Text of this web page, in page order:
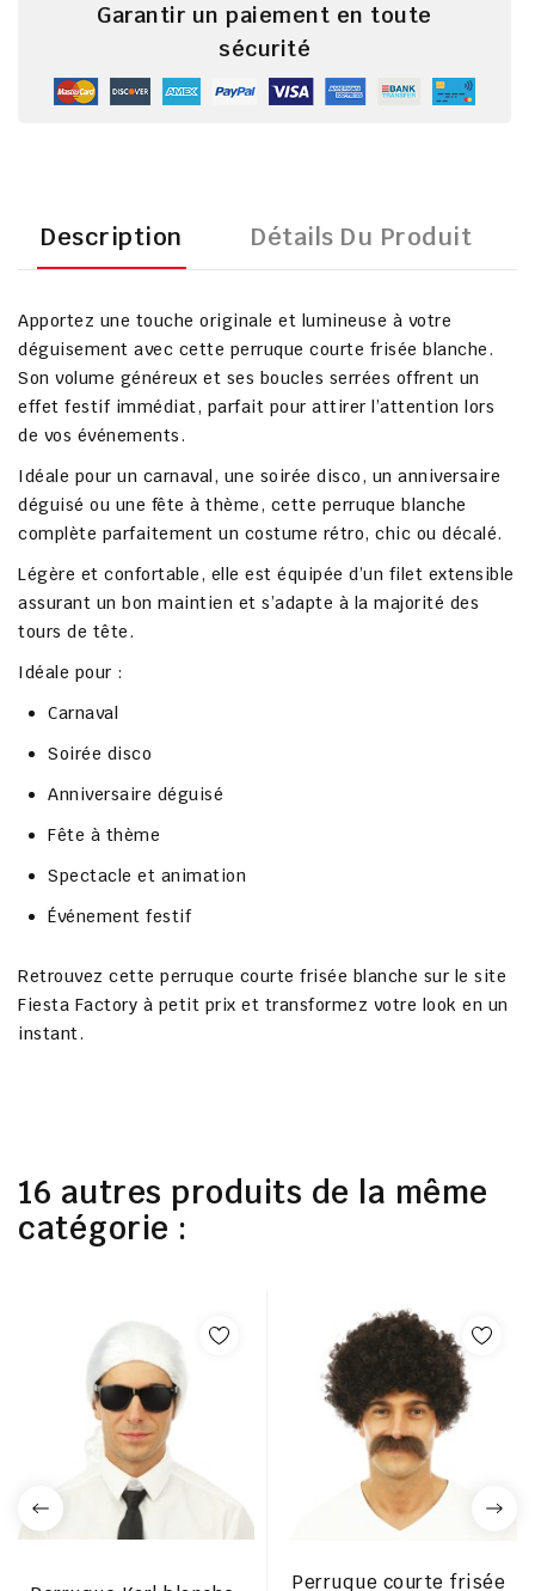
Garantir un paiement en toute
sécurité
Description Détails Du Produit
Apportez une touche originale et lumineuse à votre
déguisement avec cette perruque courte frisée blanche.
Son volume généreux et ses boucles serrées offrent un
effet festif immédiat, parfait pour attirer l’attention lors
de vos événements.
Idéale pour un carnaval, une soirée disco, un anniversaire
déguisé ou une fête à thème, cette perruque blanche
complète parfaitement un costume rétro, chic ou décalé.
Légère et confortable, elle est équipée d’un filet extensible
assurant un bon maintien et s’adapte à la majorité des
tours de tête.
Idéale pour :
Carnaval
Soirée disco
Anniversaire déguisé
Fête à thème
Spectacle et animation
Événement festif
Retrouvez cette perruque courte frisée blanche sur le site
Fiesta Factory à petit prix et transformez votre look en un
instant.
16 autres produits de la même
catégorie :
Perruque courte frisée